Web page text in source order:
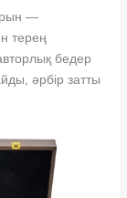
—
терең
бедер
әрбір затты